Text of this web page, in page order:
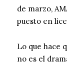
de marzo,
puesto en
Lo que hace
no es el